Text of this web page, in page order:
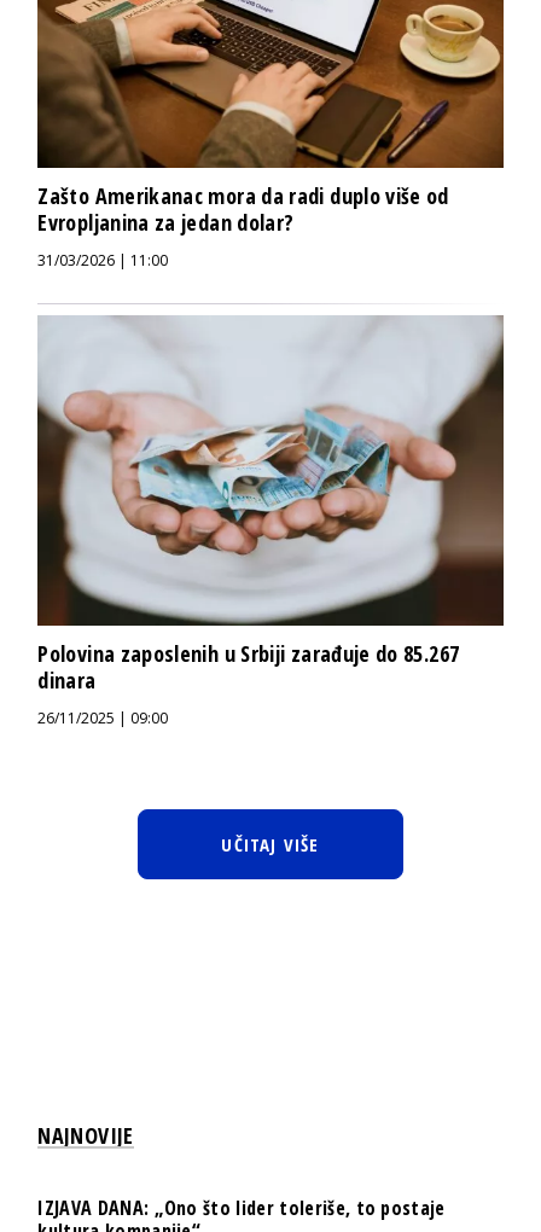
Zašto Amerikanac mora da radi duplo više od
Evropljanina za jedan dolar?
31/03/2026 | 11:00
Polovina zaposlenih u Srbiji zarađuje do 85.267
dinara
26/11/2025 | 09:00
UČITAJ VIŠE
NAJNOVIJE
IZJAVA DANA: „Ono što lider toleriše, to postaje